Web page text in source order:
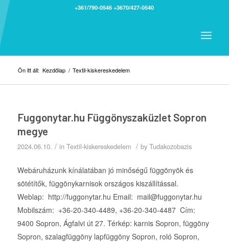
+361/790-0546 +3670/427-0540
Ön itt áll: Kezdőlap / Textil-kiskereskedelem
Fuggonytar.hu Függönyszaküzlet Sopron
megye
2024.06.10. / in Textil-kiskereskedelem / by Tudakozobazis
Webáruházunk kínálatában jó minőségű függönyök és
sötétítők, függönykarnisok országos kiszállítással.
Weblap: http://fuggonytar.hu Email: mail@fuggonytar.hu
Mobilszám: +36-20-340-4489, +36-20-340-4487 Cím:
9400 Sopron, Ágfalvi út 27. Térkép: karnis Sopron, függöny
Sopron, szalagfüggöny lapfüggöny Sopron, roló Sopron,